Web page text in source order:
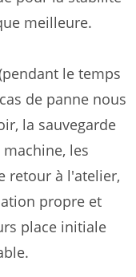
meilleure.
le temps
de panne nous
la sauvegarde
les
retour à l'atelier,
propre et
place initiale